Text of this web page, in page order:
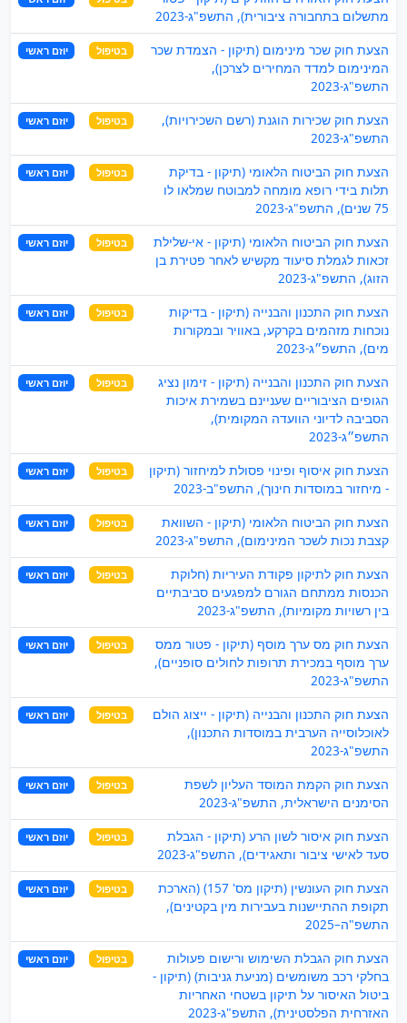
מתשלום בתחבורה ציבורית), התשפ"ג-2023
הצעת חוק שכר מינימום (תיקון - הצמדת שכר
המינימום למדד המחירים לצרכן),
התשפ"ג-2023
בטיפול יוזם ראשי
הצעת חוק שכירות הוגנת (רשם השכירויות),
התשפ"ג-2023
בטיפול יוזם ראשי
הצעת חוק הביטוח הלאומי (תיקון - בדיקת
תלות בידי רופא מומחה למבוטח שמלאו לו
75 שנים), התשפ"ג-2023
בטיפול יוזם ראשי
הצעת חוק הביטוח הלאומי (תיקון - אי-שלילת
זכאות לגמלת סיעוד מקשיש לאחר פטירת בן
הזוג), התשפ"ג-2023
בטיפול יוזם ראשי
הצעת חוק התכנון והבנייה (תיקון - בדיקות
נוכחות מזהמים בקרקע, באוויר ובמקורות
מים), התשפ״ג-2023
בטיפול יוזם ראשי
הצעת חוק התכנון והבנייה (תיקון - זימון נציג
הגופים הציבוריים שעניינם בשמירת איכות
הסביבה לדיוני הוועדה המקומית),
התשפ״ג-2023
בטיפול יוזם ראשי
הצעת חוק איסוף ופינוי פסולת למיחזור (תיקון
- מיחזור במוסדות חינוך), התשפ"ב-2023
בטיפול יוזם ראשי
הצעת חוק הביטוח הלאומי (תיקון - השוואת
קצבת נכות לשכר המינימום), התשפ"ג-2023
בטיפול יוזם ראשי
הצעת חוק לתיקון פקודת העיריות (חלוקת
הכנסות ממתחם הגורם למפגעים סביבתיים
בין רשויות מקומיות), התשפ"ג-2023
בטיפול יוזם ראשי
הצעת חוק מס ערך מוסף (תיקון - פטור ממס
ערך מוסף במכירת תרופות לחולים סופניים),
התשפ"ג-2023
בטיפול יוזם ראשי
הצעת חוק התכנון והבנייה (תיקון - ייצוג הולם
לאוכלוסייה הערבית במוסדות התכנון),
התשפ"ג-2023
בטיפול יוזם ראשי
הצעת חוק הקמת המוסד העליון לשפת
הסימנים הישראלית, התשפ"ג-2023
בטיפול יוזם ראשי
הצעת חוק איסור לשון הרע (תיקון - הגבלת
סעד לאישי ציבור ותאגידים), התשפ"ג-2023
בטיפול יוזם ראשי
הצעת חוק העונשין (תיקון מס' 157) (הארכת
תקופת ההתיישנות בעבירות מין בקטינים),
התשפ"ה–2025
בטיפול יוזם ראשי
הצעת חוק הגבלת השימוש ורישום פעולות
בחלקי רכב משומשים (מניעת גניבות) (תיקון -
ביטול האיסור על תיקון בשטחי האחריות
האזרחית הפלסטינית), התשפ"ג-2023
בטיפול יוזם ראשי